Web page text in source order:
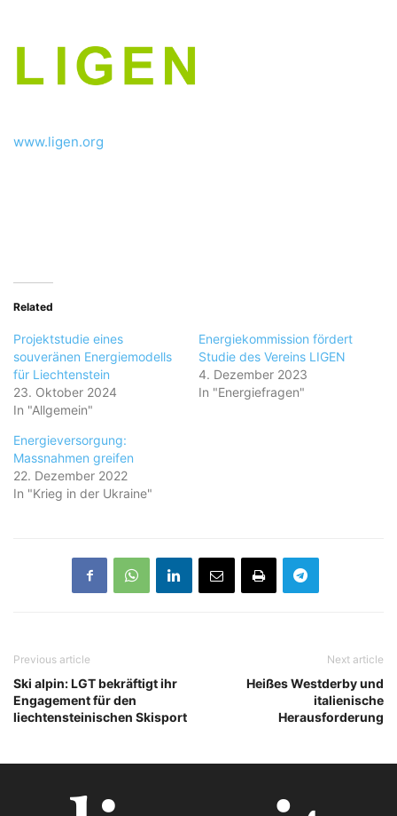
www.ligen.org
Related
Projektstudie eines
souveränen Energiemodells
für Liechtenstein
23. Oktober 2024
In "Allgemein"
Energiekommission fördert
Studie des Vereins LIGEN
4. Dezember 2023
In "Energiefragen"
Energieversorgung:
Massnahmen greifen
22. Dezember 2022
In "Krieg in der Ukraine"
Previous article
Ski alpin: LGT bekräftigt ihr
Engagement für den
liechtensteinischen Skisport
Next article
Heißes Westderby und
italienische
Herausforderung